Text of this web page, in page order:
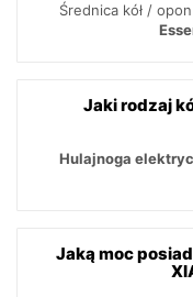
Średnica kół /
Jaki rodzaj
Hulajnoga
Jaką moc